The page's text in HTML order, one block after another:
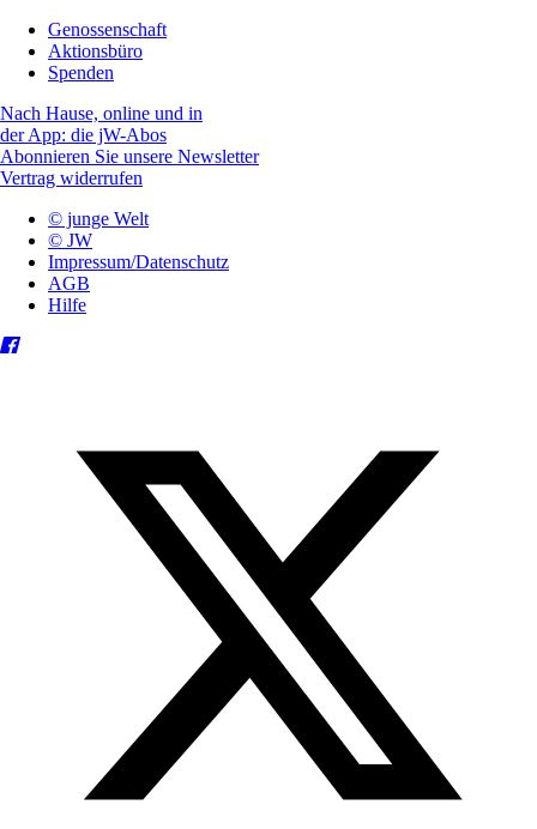
Genossenschaft
Aktionsbüro
Spenden
Nach Hause, online und in
der App: die jW-Abos
Abonnieren Sie unsere Newsletter
Vertrag widerrufen
© junge Welt
© JW
Impressum/Datenschutz
AGB
Hilfe